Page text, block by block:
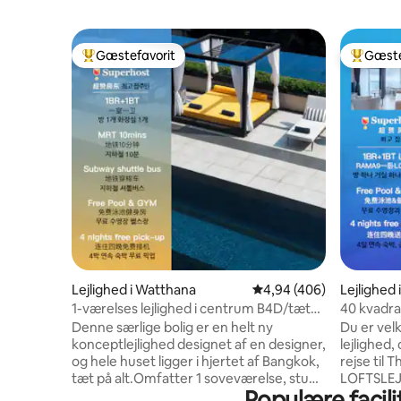
Bedste gæstefavorit
Gæstefavorit
Lejlighed i Watthana 4,94 ud af 5 i
4,94 (406)
1-værelses lejlighed i centrum B4D/tæt
på metroen/udsigt over byen fra
højderne/Siam-forretningskvarter/gratis
transport til stationen/udendørs
swimmingpool/fitness/bar i
højderne/gratis afhentning i lufthavnen
Denne særlige bolig er en helt ny
konceptlejlighed designet af en designer,
og hele huset ligger i hjertet af Bangkok,
tæt på alt.Omfatter 1 soveværelse, stue,
spisestue, køkken og 1 badeværelse.
Bedste
Lejlighed
40
badekar
Du er
lejlighed,
rejse til Thailand.
er ca. 40